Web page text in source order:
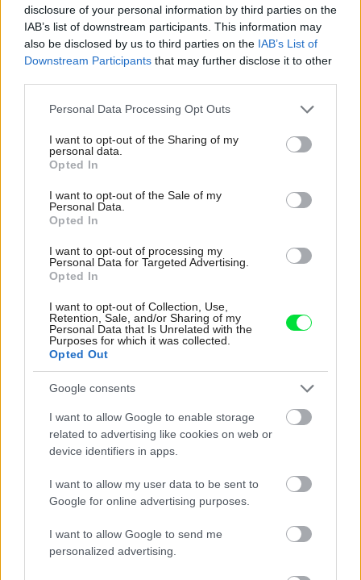
disclosure of your personal information by third parties on the
IAB’s list of downstream participants. This information may
also be disclosed by us to third parties on the IAB’s List of
Downstream Participants that may further disclose it to other
Please note that this website/app uses one or more Google
not limited to your visit or usage behaviour. You may click to
grant or deny consent to Google and its third-party tags to
use your data for below specified purposes in below Google
consent section.
Personal Data Processing Opt Outs
I want to opt-out of the Sharing of my
personal data.
Opted In
I want to opt-out of the Sale of my
Personal Data.
Opted In
I want to opt-out of processing my
Personal Data for Targeted Advertising.
Opted In
I want to opt-out of Collection, Use,
Retention, Sale, and/or Sharing of my
Personal Data that Is Unrelated with the
Purposes for which it was collected.
Opted Out
Google consents
I want to allow Google to enable storage
related to advertising like cookies on web or
device identifiers in apps.
I want to allow my user data to be sent to
Google for online advertising purposes.
I want to allow Google to send me
personalized advertising.
Kedy sa oplatí refinancovanie hypotéky a aké
obdobie fixácie je vhodné?
si aktuálne murovacie materiály, ich výhody a
nevýhody